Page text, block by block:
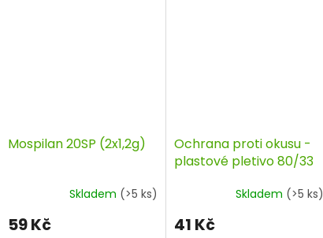
Mospilan 20SP (2x1,2g)
Skladem (>5 ks)
59 Kč
Ochrana proti okusu -
plastové pletivo 80/33
Skladem (>5 ks)
41 Kč